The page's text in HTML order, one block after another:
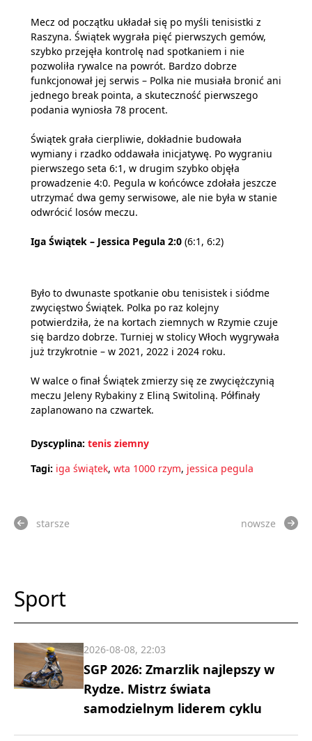
Mecz od początku układał się po myśli tenisistki z
Raszyna. Świątek wygrała pięć pierwszych gemów,
szybko przejęła kontrolę nad spotkaniem i nie
pozwoliła rywalce na powrót. Bardzo dobrze
funkcjonował jej serwis – Polka nie musiała bronić ani
jednego break pointa, a skuteczność pierwszego
podania wyniosła 78 procent.
Świątek grała cierpliwie, dokładnie budowała
wymiany i rzadko oddawała inicjatywę. Po wygraniu
pierwszego seta 6:1, w drugim szybko objęła
prowadzenie 4:0. Pegula w końcówce zdołała jeszcze
utrzymać dwa gemy serwisowe, ale nie była w stanie
odwrócić losów meczu.
Iga Świątek – Jessica Pegula 2:0 (6:1, 6:2)
Było to dwunaste spotkanie obu tenisistek i siódme
zwycięstwo Świątek. Polka po raz kolejny
potwierdziła, że na kortach ziemnych w Rzymie czuje
się bardzo dobrze. Turniej w stolicy Włoch wygrywała
już trzykrotnie – w 2021, 2022 i 2024 roku.
W walce o finał Świątek zmierzy się ze zwyciężczynią
meczu Jeleny Rybakiny z Eliną Switoliną. Półfinały
zaplanowano na czwartek.
Dyscyplina: tenis ziemny
Tagi: iga świątek, wta 1000 rzym, jessica pegula
starsze nowsze
Sport
SGP 2026: Zmarzlik najlepszy w
Rydze. Mistrz świata
samodzielnym liderem cyklu
2026-08-08, 22:03